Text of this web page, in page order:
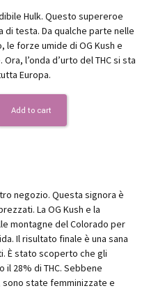
Hulk. Questo supereroe
di testa. Da qualche parte nelle
le forze umide di OG Kush e
l’onda d’urto del THC si sta
Europa.
Add to cart
negozio. Questa signora è
La OG Kush e la
montagne del Colorado per
Il risultato finale è una sana
È stato scoperto che gli
28% di THC. Sebbene
state femminizzate e